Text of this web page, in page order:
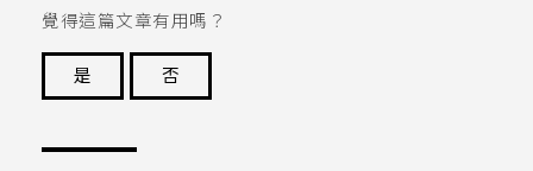
覺得這篇文章有用嗎？
是
否